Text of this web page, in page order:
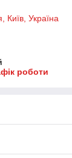
Київ, Україна
роботи